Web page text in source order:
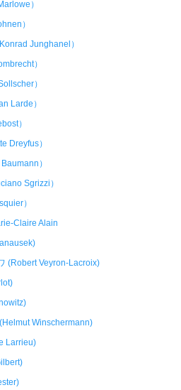
）
）
Junghanel）
）
）
Larde）
）
Dreyfus）
）
Sgrizzi）
）
Claire Alain
(Robert Veyron-Lacroix)
Winschermann)
Larrieu)